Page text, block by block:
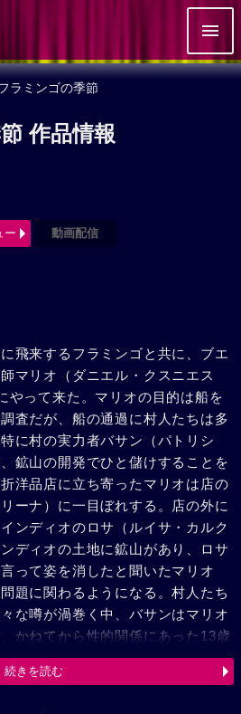
ラミンゴの季節
作品情報
ー 動画配信
飛来するフラミンゴと共に、ブエ
マリオ（ダニエル・クスニエス
やって来た。マリオの目的は船を
査だが、船の通過に村人たちは多
に村の実力者バサン（パトリシ
鉱山の開発でひと儲けすることを
洋品店に立ち寄ったマリオは店の
ーナ）に一目ぼれする。店の外に
ンディオのロサ（ルイサ・カルク
ディオの土地に鉱山があり、ロサ
って姿を消したと聞いたマリオ
題に関わるようになる。村人たち
な噂が渦巻く中、バサンはマリオ
かねてから性的関係にあった13歳
ェシカ・カルドーソ）と結婚す
っていた石を分析したところ、金
続きを読む